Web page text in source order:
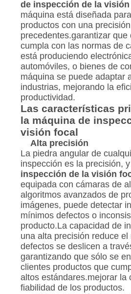
de inspección de la visión
máquina está diseñada
productos con una
precedentes.garantizar que
cumpla con las normas de
está produciendo
automóviles, o bienes de
máquina se puede adaptar
industrias, mejorando la
productividad.
Las características
la máquina de
visión focal
Alta precisión
La piedra angular de
inspección es la precisión,
inspección de la visión
equipada con cámaras de
algoritmos avanzados de
imágenes, puede detectar
mínimos defectos o
producto.La capacidad de
una alta precisión reduce
defectos se deslicen a
garantizando que sólo se
clientes productos que
altos estándares.mejorar la
fiabilidad de los productos.